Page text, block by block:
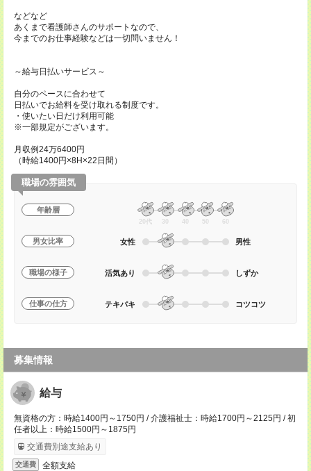
などなど
あくまで看護師さんのサポートなので、
今までのお仕事経験などは一切問いません！
～給与日払いサービス～
自分のペースに合わせて
日払いでお給料を受け取れる制度です。
・使いたい日だけ利用可能
※一部規定がございます。
月収例24万6400円
（時給1400円×8H×22日間）
職場の雰囲気
年齢層
20代 30 40 50 60
男女比率 女性 男性
職場の様子 活気あり しずか
仕事の仕方 テキパキ コツコツ
募集情報
給与
無資格の方：時給1400円～1750円 / 介護福祉士：時給1700円～2125円 / 初
任者以上：時給1500円～1875円
交通費別途支給あり
交通費 全額支給